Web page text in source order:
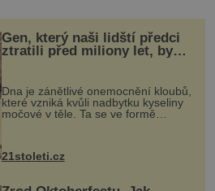
Gen, který naši lidští předci
ztratili před miliony let, by
mohl pomoci s léčbou
„nemoci králů“
Dna je zánětlivé onemocnění kloubů,
které vzniká kvůli nadbytku kyseliny
močové v těle. Ta se ve formě
nohou, a způsobuje bole...
21stoleti.cz